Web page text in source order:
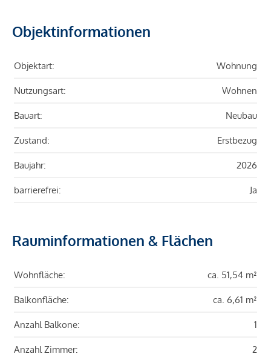
Objektinformationen
Objektart: Wohnung
Nutzungsart: Wohnen
Bauart: Neubau
Zustand: Erstbezug
Baujahr: 2026
barrierefrei: Ja
Rauminformationen & Flächen
Wohnfläche: ca. 51,54 m²
Balkonfläche: ca. 6,61 m²
Anzahl Balkone: 1
Anzahl Zimmer: 2